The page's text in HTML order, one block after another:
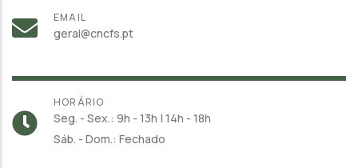
EMAIL
geral@cncfs.pt
HORÁRIO
Seg. - Sex.: 9h - 13h | 14h - 18h
Sáb. - Dom.: Fechado